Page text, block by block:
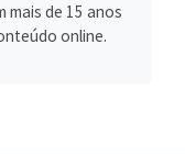
mais de 15 anos
online.